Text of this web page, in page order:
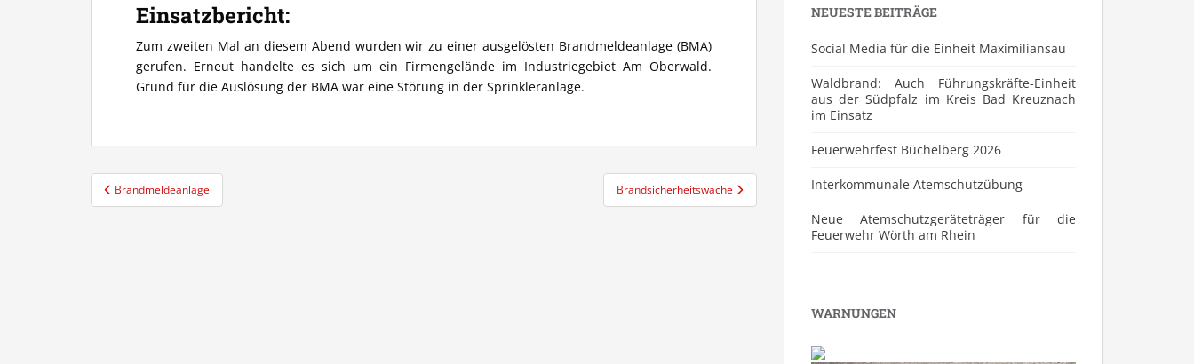
Einsatzbericht:
Zum zweiten Mal an diesem Abend wurden wir zu einer ausgelösten Brandmeldeanlage (BMA)
gerufen. Erneut handelte es sich um ein Firmengelände im Industriegebiet Am Oberwald.
Grund für die Auslösung der BMA war eine Störung in der Sprinkleranlage.
Beitragsnavigation
Brandmeldeanlage Brandsicherheitswache
NEUESTE BEITRÄGE
Social Media für die Einheit Maximiliansau
Waldbrand: Auch Führungskräfte-Einheit
aus der Südpfalz im Kreis Bad Kreuznach
im Einsatz
Feuerwehrfest Büchelberg 2026
⁠Interkommunale Atemschutzübung
Neue Atemschutzgeräteträger für die
Feuerwehr Wörth am Rhein
WARNUNGEN